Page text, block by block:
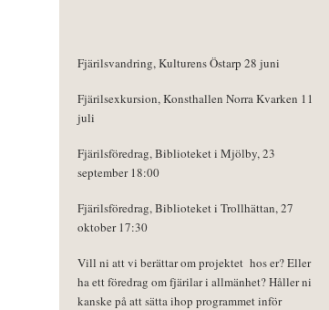
Fjärilsvandring, Kulturens Östarp 28 juni
Fjärilsexkursion, Konsthallen Norra Kvarken 11
juli
Fjärilsföredrag, Biblioteket i Mjölby, 23
september 18:00
Fjärilsföredrag, Biblioteket i Trollhättan, 27
oktober 17:30
Vill ni att vi berättar om projektet hos er? Eller
ha ett föredrag om fjärilar i allmänhet? Håller ni
kanske på att sätta ihop programmet inför